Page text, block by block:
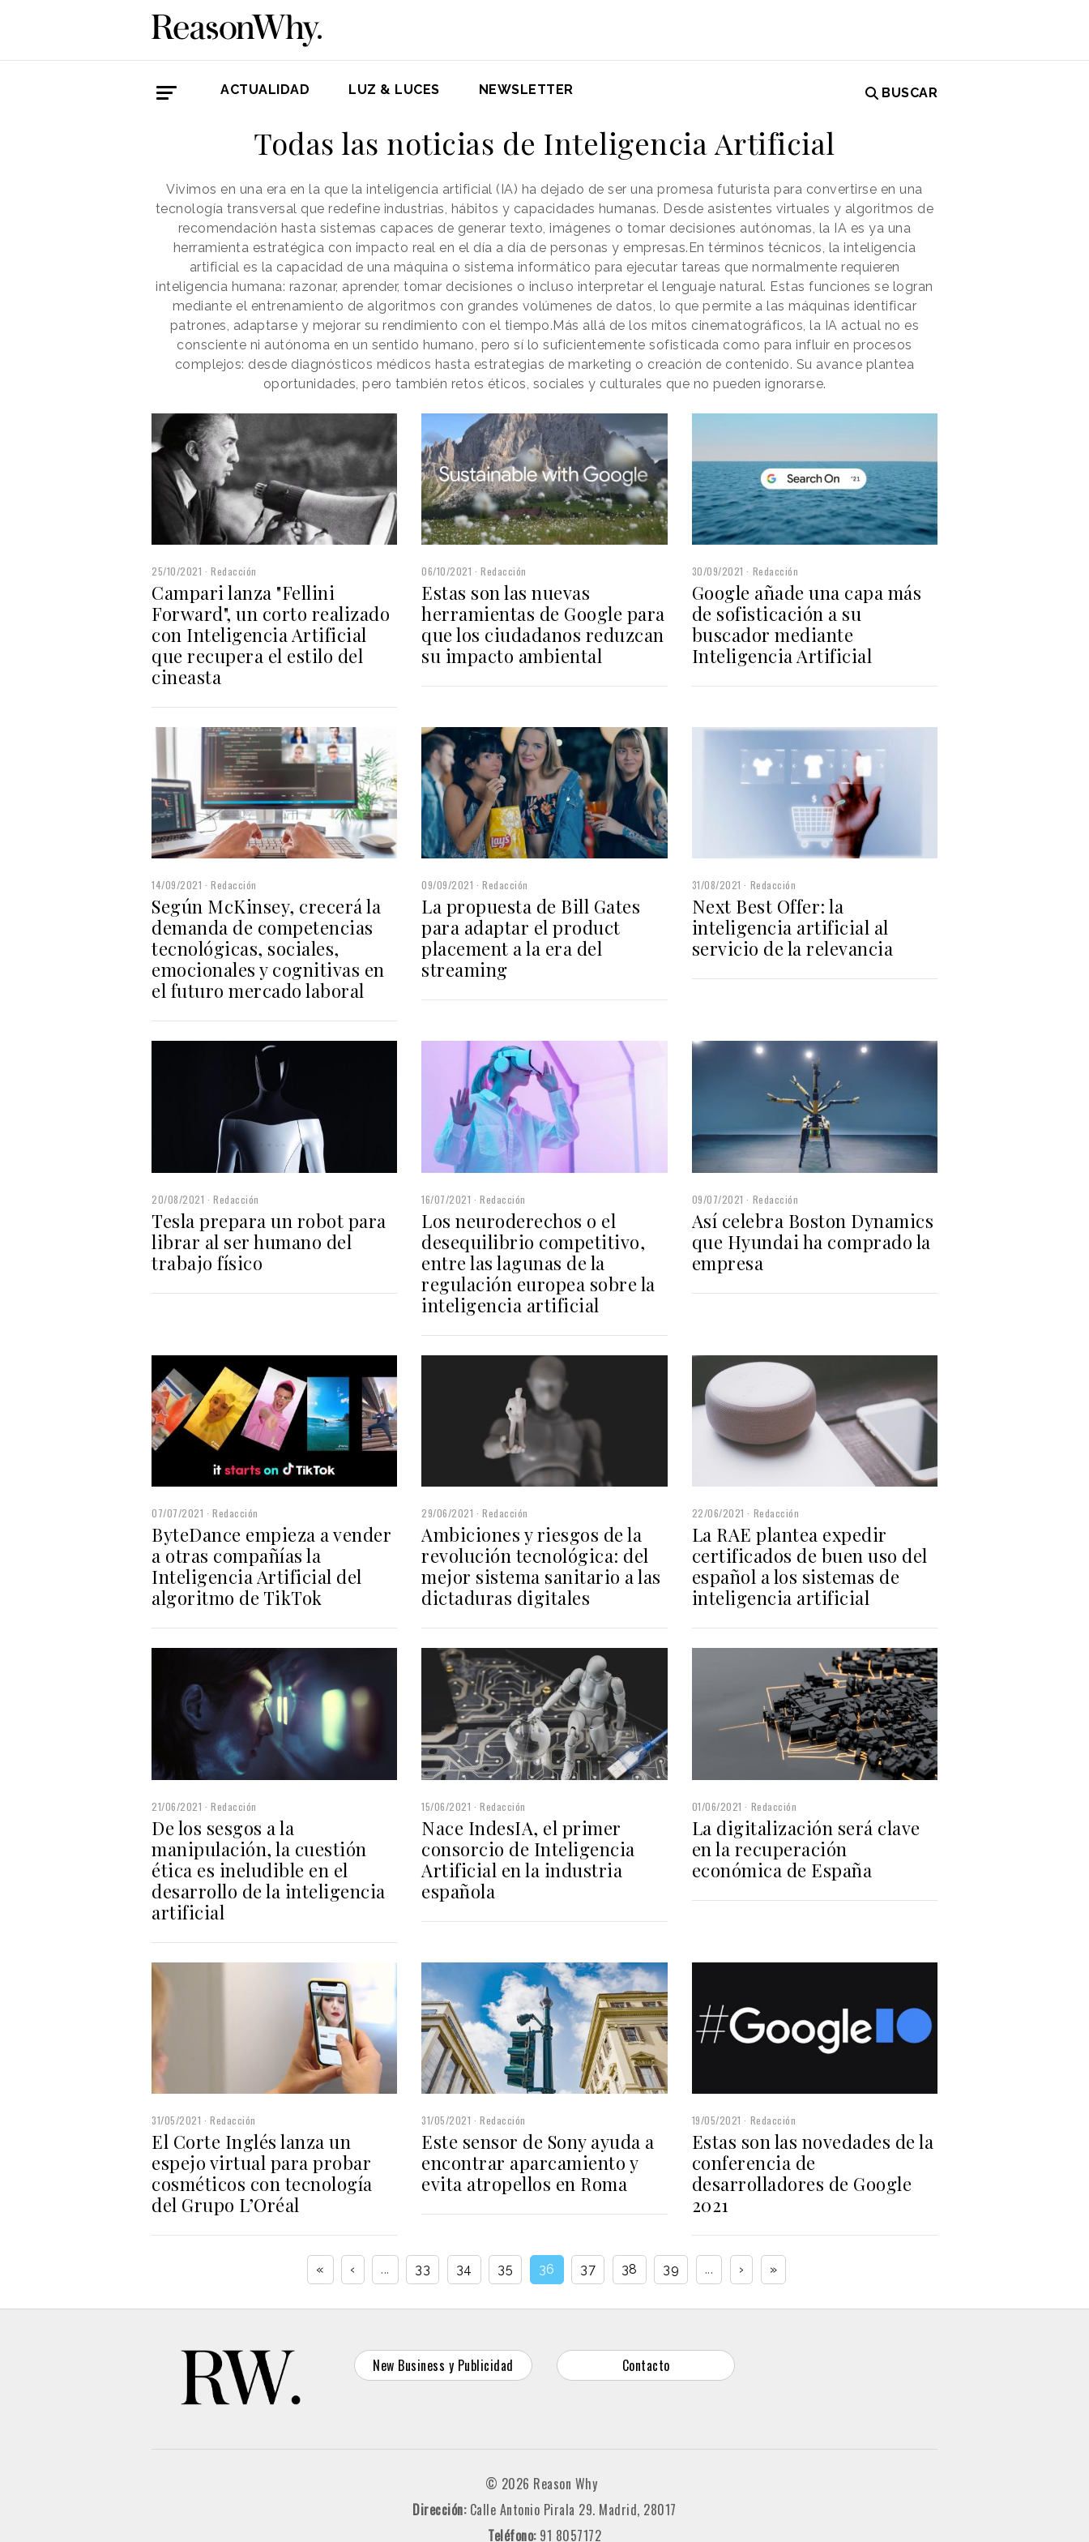
ACTUALIDAD LUZ & LUCES NEWSLETTER BUSCAR
Todas las noticias de Inteligencia Artificial
Vivimos en una era en la que la inteligencia artificial (IA) ha dejado de ser una promesa futurista para convertirse en una
tecnología transversal que redefine industrias, hábitos y capacidades humanas. Desde asistentes virtuales y algoritmos de
recomendación hasta sistemas capaces de generar texto, imágenes o tomar decisiones autónomas, la IA es ya una
herramienta estratégica con impacto real en el día a día de personas y empresas.En términos técnicos, la inteligencia
artificial es la capacidad de una máquina o sistema informático para ejecutar tareas que normalmente requieren
inteligencia humana: razonar, aprender, tomar decisiones o incluso interpretar el lenguaje natural. Estas funciones se logran
mediante el entrenamiento de algoritmos con grandes volúmenes de datos, lo que permite a las máquinas identificar
patrones, adaptarse y mejorar su rendimiento con el tiempo.Más allá de los mitos cinematográficos, la IA actual no es
consciente ni autónoma en un sentido humano, pero sí lo suficientemente sofisticada como para influir en procesos
complejos: desde diagnósticos médicos hasta estrategias de marketing o creación de contenido. Su avance plantea
oportunidades, pero también retos éticos, sociales y culturales que no pueden ignorarse.
25/10/2021 Redacción
Campari lanza "Fellini
Forward", un corto realizado
con Inteligencia Artificial
que recupera el estilo del
cineasta
06/10/2021 Redacción
Estas son las nuevas
herramientas de Google para
que los ciudadanos reduzcan
su impacto ambiental
30/09/2021 Redacción
Google añade una capa más
de sofisticación a su
buscador mediante
Inteligencia Artificial
14/09/2021 Redacción
Según McKinsey, crecerá la
demanda de competencias
tecnológicas, sociales,
emocionales y cognitivas en
el futuro mercado laboral
09/09/2021 Redacción
La propuesta de Bill Gates
para adaptar el product
placement a la era del
streaming
31/08/2021 Redacción
Next Best Offer: la
inteligencia artificial al
servicio de la relevancia
20/08/2021 Redacción
Tesla prepara un robot para
librar al ser humano del
trabajo físico
16/07/2021 Redacción
Los neuroderechos o el
desequilibrio competitivo,
entre las lagunas de la
regulación europea sobre la
inteligencia artificial
09/07/2021 Redacción
Así celebra Boston Dynamics
que Hyundai ha comprado la
empresa
07/07/2021 Redacción
ByteDance empieza a vender
a otras compañías la
Inteligencia Artificial del
algoritmo de TikTok
29/06/2021 Redacción
Ambiciones y riesgos de la
revolución tecnológica: del
mejor sistema sanitario a las
dictaduras digitales
22/06/2021 Redacción
La RAE plantea expedir
certificados de buen uso del
español a los sistemas de
inteligencia artificial
21/06/2021 Redacción
De los sesgos a la
manipulación, la cuestión
ética es ineludible en el
desarrollo de la inteligencia
artificial
15/06/2021 Redacción
Nace IndesIA, el primer
consorcio de Inteligencia
Artificial en la industria
española
01/06/2021 Redacción
La digitalización será clave
en la recuperación
económica de España
31/05/2021 Redacción
El Corte Inglés lanza un
espejo virtual para probar
cosméticos con tecnología
del Grupo L’Oréal
31/05/2021 Redacción
Este sensor de Sony ayuda a
encontrar aparcamiento y
evita atropellos en Roma
19/05/2021 Redacción
Estas son las novedades de la
conferencia de
desarrolladores de Google
2021
« ‹ ... 33 34 35 36 37 38 39 ... › »
New Business y Publicidad Contacto
© 2026 Reason Why
Dirección: Calle Antonio Pirala 29. Madrid, 28017
Teléfono: 91 8057172